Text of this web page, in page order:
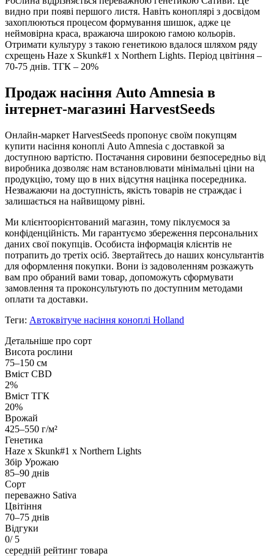
видно при появі першого листя. Навіть коноплярі з досвідом
захоплюються процесом формування шишок, адже це
неймовірна краса, вражаюча широкою гамою кольорів.
Отримати культуру з такою генетикою вдалося шляхом ряду
схрещень Haze x Skunk#1 x Northern Lights. Період цвітіння –
70-75 днів. ТГК – 20%
Продаж насіння Auto Amnesia в
інтернет-магазині HarvestSeeds
Онлайн-маркет HarvestSeeds пропонує своїм покупцям
купити насіння коноплі Auto Amnesia с доставкой за
доступною вартістю. Постачання сировини безпосередньо від
виробника дозволяє нам встановлювати мінімальні ціни на
продукцію, тому що в них відсутня націнка посередника.
Незважаючи на доступність, якість товарів не страждає і
залишається на найвищому рівні.
Ми клієнтоорієнтований магазин, тому піклуємося за
конфіденційність. Ми гарантуємо збереження персональних
даних свої покупців. Особиста інформація клієнтів не
потрапить до третіх осіб. Звертайтесь до наших консультантів
для оформлення покупки. Вони із задоволенням розкажуть
вам про обраний вами товар, допоможуть сформувати
замовлення та проконсультують по доступним методами
оплати та доставки.
Теги: Автоквітуче насіння коноплі Holland
Детальніше про сорт
Висота рослини
75–150 см
Вміст CBD
2%
Вміст ТГК
20%
Врожай
425–550 г/м²
Генетика
Haze x Skunk#1 x Northern Lights
Збір Урожаю
85–90 днів
Сорт
переважно Sativa
Цвітіння
70–75 днів
Відгуки
0/ 5
середній рейтинг товара